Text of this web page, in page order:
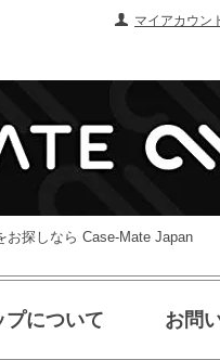
マイアカウン
お探しなら Case-Mate Japan
プについて お問